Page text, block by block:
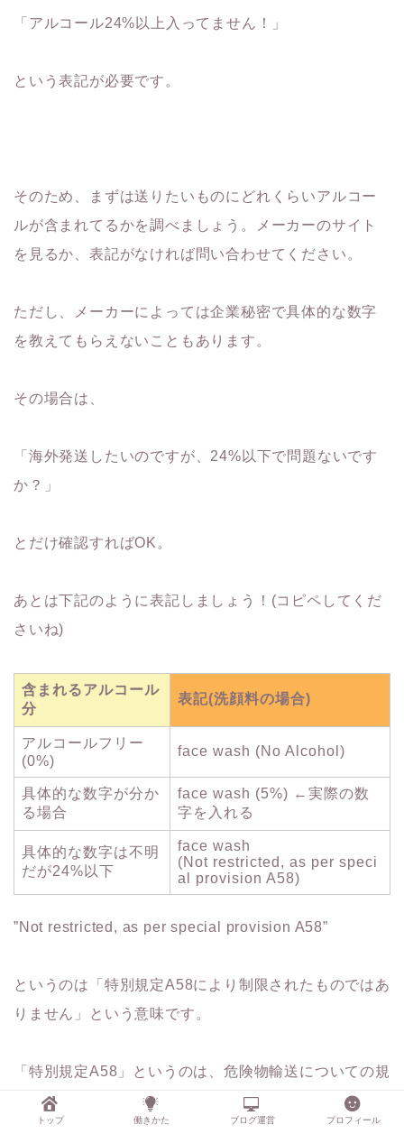
「アルコール24%以上入ってません！」
という表記が必要です。
そのため、まずは送りたいものにどれくらいアルコー
ルが含まれてるかを調べましょう。メーカーのサイト
を見るか、表記がなければ問い合わせてください。
ただし、メーカーによっては企業秘密で具体的な数字
を教えてもらえないこともあります。
その場合は、
「海外発送したいのですが、24%以下で問題ないです
か？」
とだけ確認すればOK。
あとは下記のように表記しましょう！(コピペしてくだ
さいね)
含まれるアルコール
分
表記(洗顔料の場合)
アルコールフリー
(0%)
face wash (No Alcohol)
具体的な数字が分か
る場合
face wash (5%) ←実際の数
字を入れる
具体的な数字は不明
だが24%以下
face wash
(Not restricted, as per speci
al provision A58)
”Not restricted, as per special provision A58”
というのは「特別規定A58により制限されたものではあ
りません」という意味です。
「特別規定A58」というのは、危険物輸送についての規
則です。
トップ 働きかた ブログ運営 プロフィール